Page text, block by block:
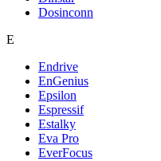
Dosinconn
E
Endrive
EnGenius
Epsilon
Espressif
Estalky
Eva Pro
EverFocus